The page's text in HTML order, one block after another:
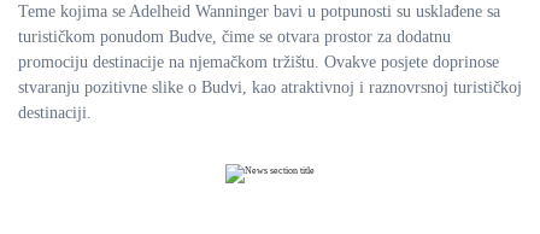
Teme kojima se Adelheid Wanninger bavi u potpunosti su usklađene sa
turističkom ponudom Budve, čime se otvara prostor za dodatnu
promociju destinacije na njemačkom tržištu. Ovakve posjete doprinose
stvaranju pozitivne slike o Budvi, kao atraktivnoj i raznovrsnoj turističkoj
destinaciji.